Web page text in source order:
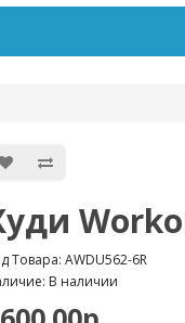
Товара: AWDU562-6R
В наличии